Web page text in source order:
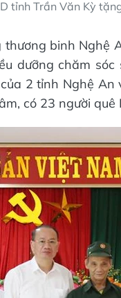
tỉnh Trần Văn Kỳ
binh Nghệ
dưỡng chăm
2 tỉnh Nghệ
có 23 người quê